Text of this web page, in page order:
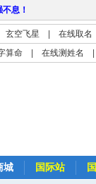
息！
玄空飞星 在线取名
算命 在线测姓名
城 国际站